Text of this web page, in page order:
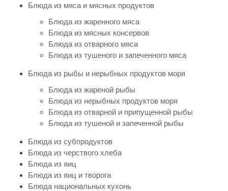
Блюда из мяса и мясных продуктов
Блюда из жаренного мяса
Блюда из мясных консервов
Блюда из отварного мяса
Блюда из тушеного и запеченного мяса
Блюда из рыбы и нерыбных продуктов моря
Блюда из жареной рыбы
Блюда из нерыбных продуктов моря
Блюда из отварной и припущенной рыбы
Блюда из тушеной и запеченной рыбы
Блюда из субпродуктов
Блюда из черствого хлеба
Блюда из яиц
Блюда из яиц и творога
Блюда национальных кухонь